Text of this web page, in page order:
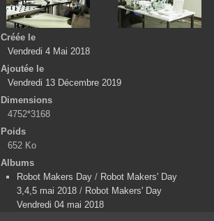
Créée le
Vendredi 4 Mai 2018
Ajoutée le
Vendredi 13 Décembre 2019
Dimensions
4752*3168
Poids
652 Ko
Albums
Robot Makers Day / Robot Makers' Day
3,4,5 mai 2018 / Robot Makers' Day
Vendredi 04 mai 2018